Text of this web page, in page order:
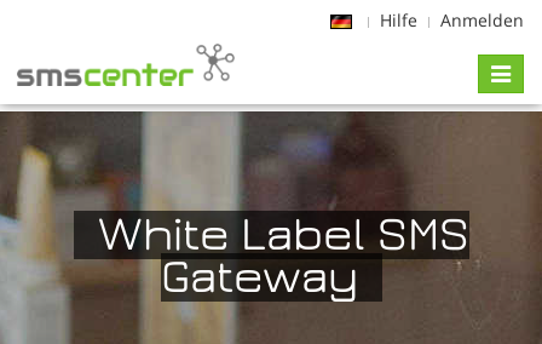
Hilfe Anmelden
Toggle
White Label SMS
Gateway